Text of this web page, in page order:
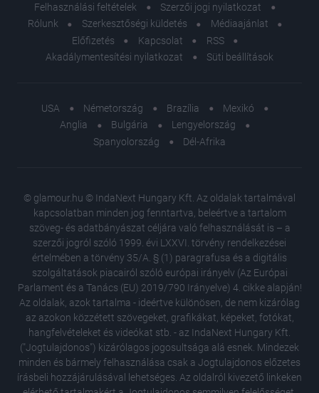
Felhasználási feltételek
Szerzői jogi nyilatkozat
Rólunk
Szerkesztőségi küldetés
Médiaajánlat
Előfizetés
Kapcsolat
RSS
Akadálymentesítési nyilatkozat
Süti beállítások
USA Németország Brazília
Mexikó
Anglia
Bulgária
Lengyelország
Spanyolország
Dél-Afrika
© glamour.hu © IndaNext Hungary Kft. Az oldalak tartalmával
kapcsolatban minden jog fenntartva, beleértve a tartalom
szöveg- és adatbányászat céljára való felhasználását is – a
szerzői jogról szóló 1999. évi LXXVI. törvény rendelkezései
értelmében a törvény 35/A. § (1) paragrafusa és a digitális
szolgáltatások piacairól szóló európai irányelv (Az Európai
Parlament és a Tanács (EU) 2019/790 Irányelve) 4. cikke alapján!
Az oldalak, azok tartalma - ideértve különösen, de nem kizárólag
az azokon közzétett szövegeket, grafikákat, képeket, fotókat,
hangfelvételeket és videókat stb. - az IndaNext Hungary Kft.
("Jogtulajdonos") kizárólagos jogosultsága alá esnek. Mindezek
minden és bármely felhasználása csak a Jogtulajdonos előzetes
írásbeli hozzájárulásával lehetséges. Az oldalról kivezető linkeken